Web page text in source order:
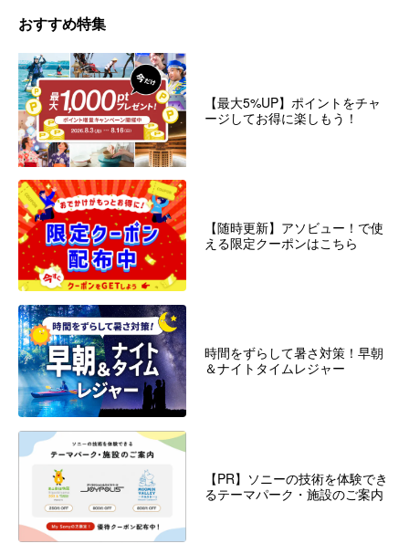
おすすめ特集
【最大5%UP】ポイントをチャ
ージしてお得に楽しもう！
【随時更新】アソビュー！で使
える限定クーポンはこちら
時間をずらして暑さ対策！早朝
＆ナイトタイムレジャー
【PR】ソニーの技術を体験でき
るテーマパーク・施設のご案内